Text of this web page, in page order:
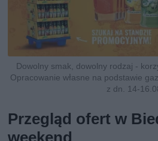
Dowolny smak, dowolny rodzaj -
Opracowanie własne na podstawie
z dn. 14-
Przegląd ofert w
weekend